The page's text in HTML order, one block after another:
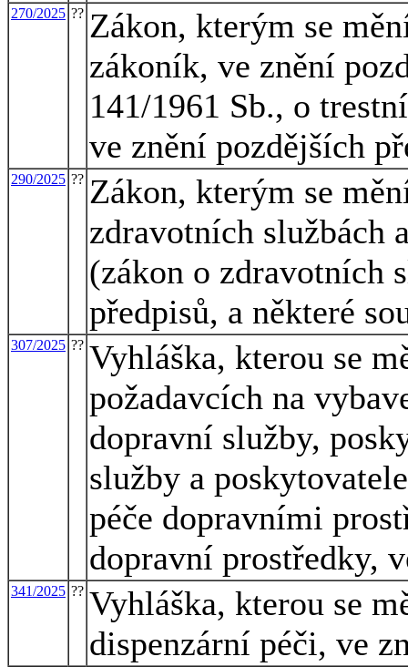
270/2025 ?? Zákon, kterým se
zákoník, ve znění
141/1961 Sb., o
ve znění pozdějších
290/2025 ?? Zákon, kterým se
zdravotních službách
(zákon o zdravotních
předpisů, a některé
307/2025 ?? Vyhláška, kterou se
požadavcích na
dopravní služby,
služby a
péče dopravními
dopravní prostředky,
341/2025 ?? Vyhláška, kterou se
dispenzární péči, ve